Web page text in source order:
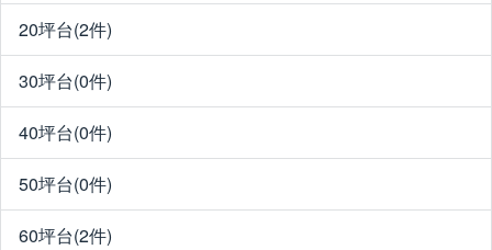
20坪台(2件)
30坪台(0件)
40坪台(0件)
50坪台(0件)
60坪台(2件)